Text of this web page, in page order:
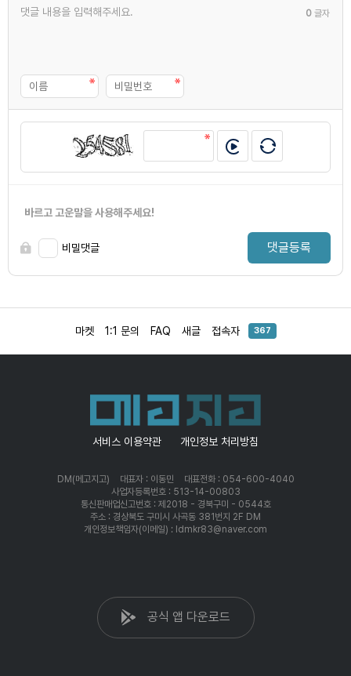
0 글자
바르고 고운말을 사용해주세요!
비밀댓글 댓글등록
마켓 1:1 문의 FAQ 새글 접속자 367
서비스 이용약관 개인정보 처리방침
DM(메고지고) 대표자 : 이동민
대표전화 : 054-600-4040
사업자등록번호 : 513-14-00803
통신판매업신고번호 : 제2018 - 경북구미 - 0544호
주소 : 경상북도 구미시 사곡동 381번지 2F DM
개인정보책임자(이메일) : ldmkr83@naver.com
공식 앱 다운로드